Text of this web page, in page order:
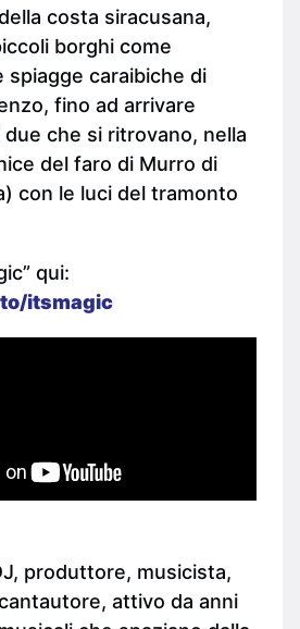
costa siracusana,
borghi come
spiagge caraibiche di
fino ad arrivare
due che si ritrovano, nella
del faro di Murro di
con le luci del tramonto
qui:
itsmagic
produttore, musicista,
attivo da anni